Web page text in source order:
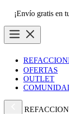
¡Envío gratis en
OFERTAS
OUTLET